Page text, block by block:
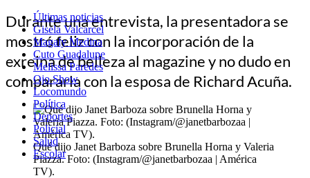
Últimas noticias
Gisela Valcarcel
Magaly Medina
Cuto Guadalupe
Melissa Paredes
Ojo Show
Locomundo
Política
Deportes
Policial
Salud
Escolar
Durante una entrevista, la presentadora se
mostró feliz con la incorporación de la
exreina de belleza al magazine y no dudo en
compararla con la esposa de Richard Acuña.
Qué dijo Janet Barboza sobre Brunella Horna y Valeria
Piazza. Foto: (Instagram/@janetbarbozaa | América
TV).